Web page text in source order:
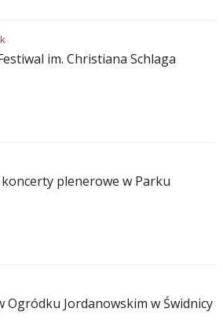
im. Christiana Schlaga
plenerowe w Parku
Ogródku Jordanowskim w Świdnicy